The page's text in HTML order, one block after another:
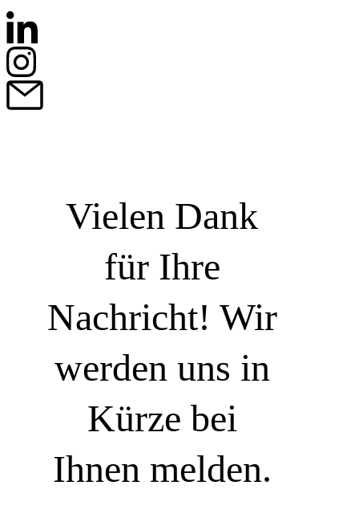
Vielen Dank
für Ihre
Nachricht! Wir
werden uns in
Kürze bei
Ihnen melden.